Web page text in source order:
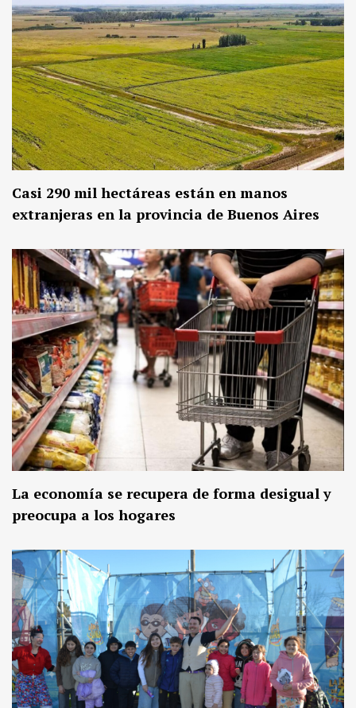
Casi 290 mil hectáreas están en manos
extranjeras en la provincia de Buenos Aires
La economía se recupera de forma desigual y
preocupa a los hogares